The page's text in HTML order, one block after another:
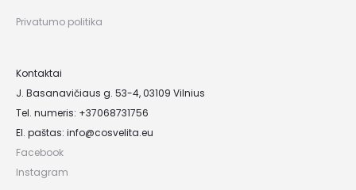
Privatumo politika
Kontaktai
J. Basanavičiaus g. 53-4, 03109 Vilnius
Tel. numeris: +37068731756
El. paštas: info@cosvelita.eu
Facebook
Instagram